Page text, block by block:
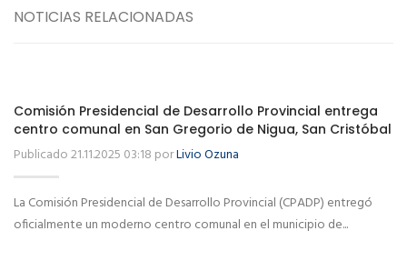
NOTICIAS RELACIONADAS
Comisión Presidencial de Desarrollo Provincial entrega
centro comunal en San Gregorio de Nigua, San Cristóbal
Publicado 21.11.2025 03:18 porLivio Ozuna
La Comisión Presidencial de Desarrollo Provincial (CPADP) entregó
oficialmente un moderno centro comunal en el municipio de...